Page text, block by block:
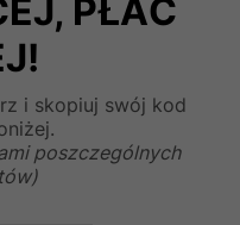
PŁAĆ
i skopiuj swój kod
poszczególnych